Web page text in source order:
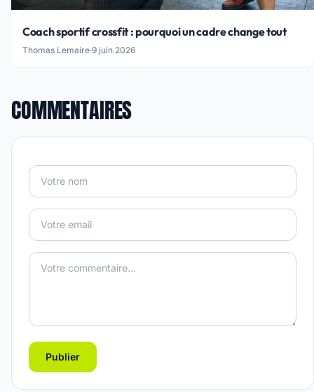
Coach sportif crossfit : pourquoi un cadre change tout
Thomas Lemaire·9 juin 2026
COMMENTAIRES
Publier